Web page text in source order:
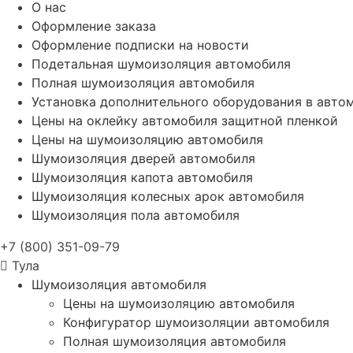
О нас
Оформление заказа
Оформление подписки на новости
Подетальная шумоизоляция автомобиля
Полная шумоизоляция автомобиля
Установка дополнительного оборудования в
Цены на оклейку автомобиля защитной пленкой
Цены на шумоизоляцию автомобиля
Шумоизоляция дверей автомобиля
Шумоизоляция капота автомобиля
Шумоизоляция колесных арок автомобиля
Шумоизоляция пола автомобиля
+7 (800) 351-09-79
Тула
Шумоизоляция автомобиля
Цены на шумоизоляцию автомобиля
Конфигуратор шумоизоляции автомобиля
Полная шумоизоляция автомобиля